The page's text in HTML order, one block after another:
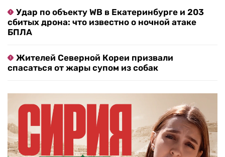
Удар по объекту WB в Екатеринбурге и 203
сбитых дрона: что известно о ночной атаке
БПЛА
Жителей Северной Кореи призвали
спасаться от жары супом из собак